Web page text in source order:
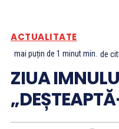
ACTUALITATE
mai puțin de 1 minutmin. de
ZIUA